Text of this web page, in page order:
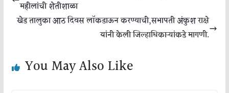
महीलांची शेतीशाळा
खेड तालुका आठ दिवस लॉकडाऊन करण्याची,सभापती अंकुश राक्षे
यांनी केली जिल्हाधिकाऱ्यांकडे मागणी.
You May Also Like